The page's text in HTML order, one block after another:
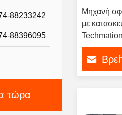
Εγχύσεων
Ένεση
88233242
88396095
τώρα
Μηχανή
με
πλαστική